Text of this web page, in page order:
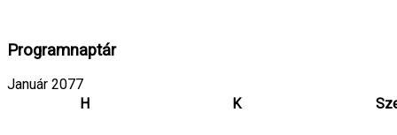
Programnaptár
Január 2077
H
K